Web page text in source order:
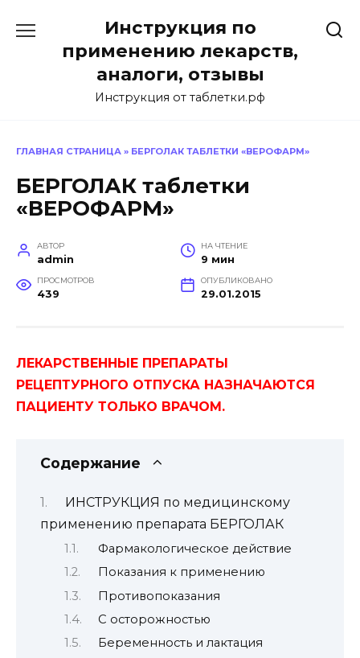
содержанию
Инструкция по
применению лекарств,
аналоги, отзывы
Инструкция от таблетки.рф
ГЛАВНАЯ СТРАНИЦА » БЕРГОЛАК ТАБЛЕТКИ «ВЕРОФАРМ»
БЕРГОЛАК таблетки
«ВЕРОФАРМ»
АВТОР
admin
НА ЧТЕНИЕ
9 мин
ПРОСМОТРОВ
439
ОПУБЛИКОВАНО
29.01.2015
ЛЕКАРСТВЕННЫЕ ПРЕПАРАТЫ
РЕЦЕПТУРНОГО ОТПУСКА НАЗНАЧАЮТСЯ
ПАЦИЕНТУ ТОЛЬКО ВРАЧОМ.
Содержание
ИНСТРУКЦИЯ по медицинскому
применению препарата БЕРГОЛАК
Фармакологическое действие
Показания к применению
Противопоказания
С осторожностью
Беременность и лактация